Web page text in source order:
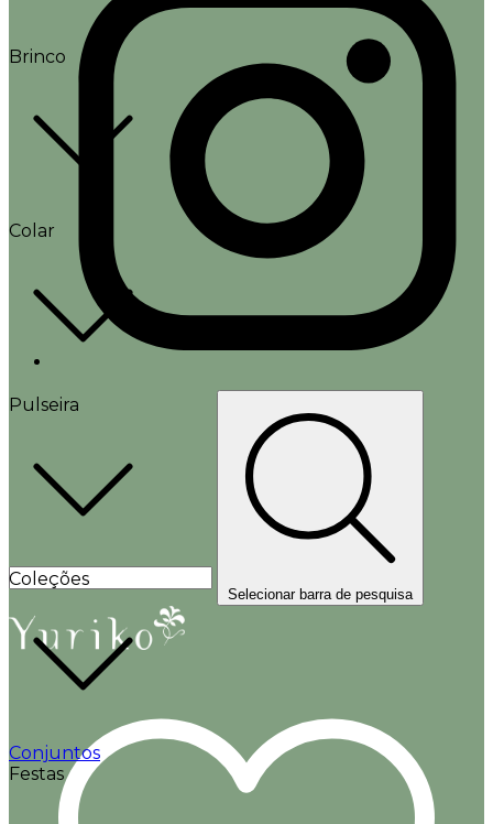
Brinco
Colar
Pulseira
Coleções
Conjuntos
Festas
Selecionar barra de pesquisa